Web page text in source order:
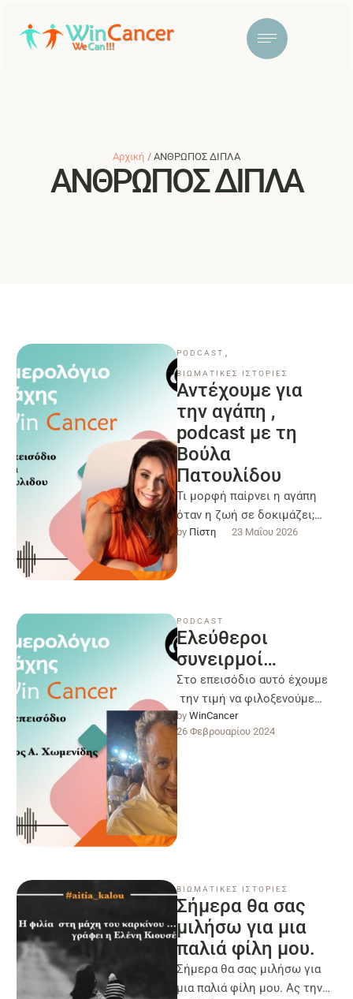
Αρχική / ΑΝΘΡΩΠΟΣ ΔΙΠΛΑ
ΑΝΘΡΩΠΟΣ ΔΙΠΛΑ
PODCAST
ΒΙΩΜΑΤΙΚΕΣ ΙΣΤΟΡΙΕΣ
Αντέχουμε για
την αγάπη ,
podcast με τη
Βούλα
Πατουλίδου
Τι μορφή παίρνει η αγάπη
όταν η ζωή σε δοκιμάζει;
Μια εμβληματική Ελληνίδα.
Μια γυναίκα-σύμβολο. Η
Βούλα Πατουλίδου …
by Πίστη 23 Μαΐου 2026
PODCAST
Ελεύθεροι
συνειρμοί…
Στο επεισόδιο αυτό έχουμε
την τιμή να φιλοξενούμε
έναν από τους
σημαντικότερους Έλληνες
συγγραφείς και θα μοιραστεί
μαζί …
by WinCancer
26 Φεβρουαρίου 2024
ΒΙΩΜΑΤΙΚΕΣ ΙΣΤΟΡΙΕΣ
Σήμερα θα σας
μιλήσω για μια
παλιά φίλη μου.
Σήμερα θα σας μιλήσω για
μια παλιά φίλη μου. Ας την